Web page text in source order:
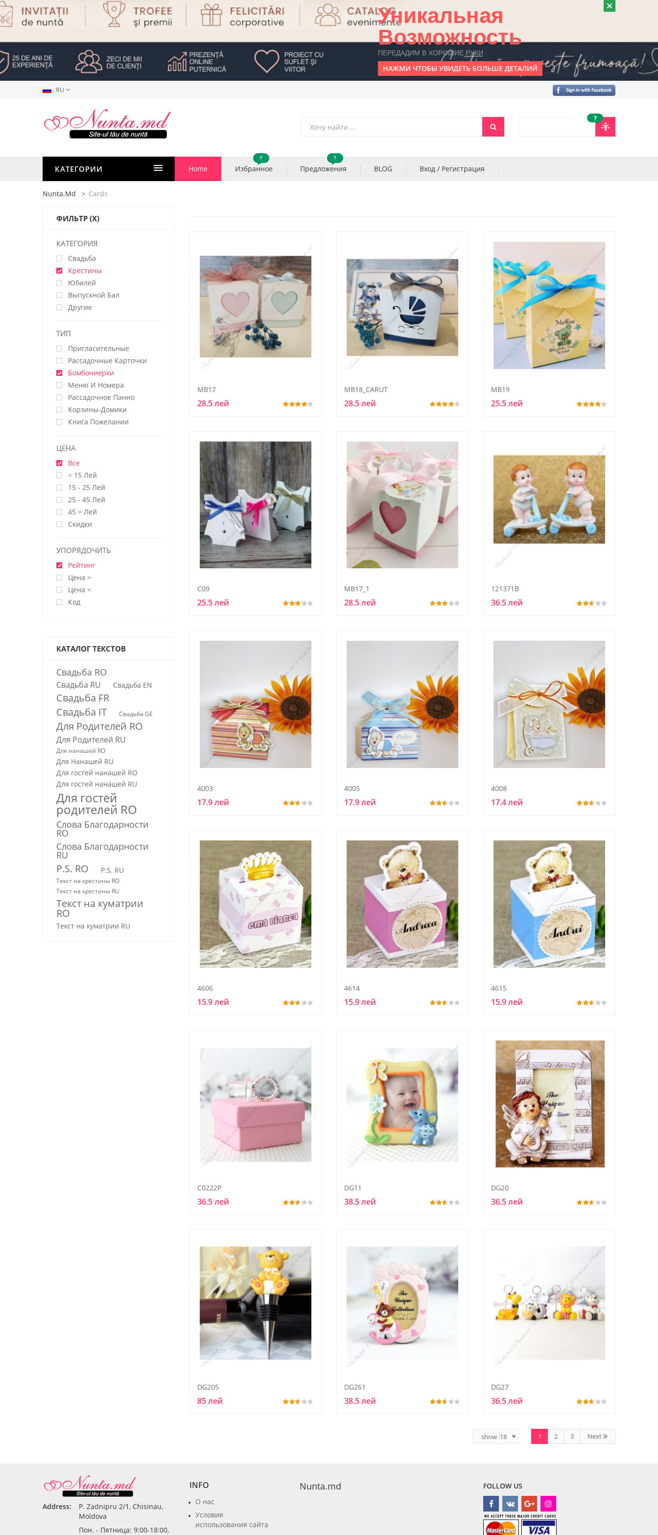
Уникальная
Возможность
ПЕРЕДАДИМ В ХОРОШИЕ РУКИ
НАЖМИ ЧТОБЫ УВИДЕТЬ БОЛЬШЕ ДЕТАЛИЙ
RU
?
КАТЕГОРИИ Home Избранное
?
Предложения
?
BLOG Вход / Регистрация
Nunta.md Cards
ФИЛЬТР (X)
КАТЕГОРИЯ
Свадьба
Крестины
Юбилей
Выпускной Бал
Другие
ТИП
Пригласительные
Рассадочные Карточки
Бомбониерки
Меню И Номера
Рассадочное Панно
Корзины-Домики
Книга Пожелании
ЦЕНА
Все
< 15 Лей
15 - 25 Лей
25 - 45 Лей
45 > Лей
Скидки
УПОРЯДОЧИТЬ
Рейтинг
Цена >
Цена <
Код
КАТАЛОГ ТЕКСТОВ
Свадьба RO
Свадьба RU Свадьба EN
Свадьба FR
Свадьба IT
Свадьба GE
Для Родителей RO
Для Родителей RU
Для нанашей RO
Для Нанашей RU
Для гостей нанашей RО
Для гостей нанашей RU
Для гостей
родителей RO
Слова Благодарности
RO
Слова Благодарности
RU
P.S. RO P.S. RU
Текст на крестины RO
Текст на крестины RU
Текст на куматрии
RO
Текст на куматрии RU
MB17
28.5 лей
MB18_CARUT
28.5 лей
MB19
25.5 лей
C09
25.5 лей
MB17_1
28.5 лей
121371B
36.5 лей
4003
17.9 лей
4005
17.9 лей
4008
17.4 лей
4606
15.9 лей
4614
15.9 лей
4615
15.9 лей
C0222P
36.5 лей
DG11
38.5 лей
DG20
36.5 лей
DG205
85 лей
DG261
38.5 лей
DG27
36.5 лей
1 2 3 Next
Address:
P. Zadnipru 2/1, Chisinau,
Moldova
Пон. - Пятница: 9:00-18:00,
INFO
О нас
Условия
использования сайта
Nunta.md FOLLOW US